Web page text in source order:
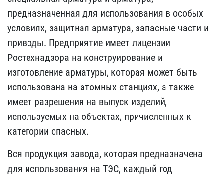
предназначенная для использования в особых
условиях, защитная арматура, запасные части и
приводы. Предприятие имеет лицензии
Ростехнадзора на конструирование и
изготовление арматуры, которая может быть
использована на атомных станциях, а также
имеет разрешения на выпуск изделий,
используемых на объектах, причисленных к
категории опасных.
Вся продукция завода, которая предназначена
для использования на ТЭС, каждый год